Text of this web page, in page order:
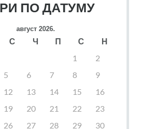
ПО ДАТУМУ
август 2026.
С Ч П С
Н
1
2
5 6 7 8
9
12 13 14 15
16
19 20 21 22
23
26 27 28 29
30